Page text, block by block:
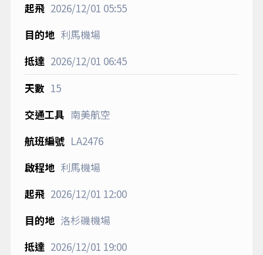
2026/12/01 05:55
利馬機場
2026/12/01 06:45
15
南美航空
LA2476
利馬機場
2026/12/01 12:00
洛杉磯機場
2026/12/01 19:00